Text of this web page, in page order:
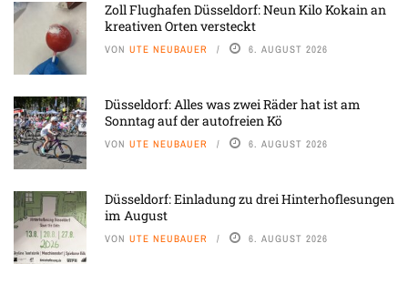
Zoll Flughafen Düsseldorf: Neun Kilo Kokain an
kreativen Orten versteckt
VON UTE NEUBAUER 6. AUGUST 2026
Düsseldorf: Alles was zwei Räder hat ist am
Sonntag auf der autofreien Kö
VON UTE NEUBAUER 6. AUGUST 2026
Düsseldorf: Einladung zu drei Hinterhoflesungen
im August
VON UTE NEUBAUER 6. AUGUST 2026